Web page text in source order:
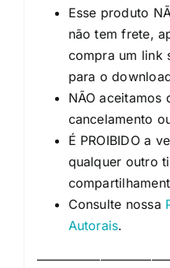
Esse produto
não tem frete,
compra um link
para o
NÃO aceitamos
cancelamento
É PROIBIDO a
qualquer outro
Consulte nossa
Autorais.